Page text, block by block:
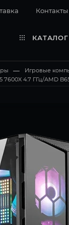
Контакты
КАТАЛОГ
— Игровые
4.7 ГГц/AMD